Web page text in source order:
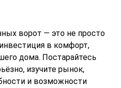
ворот — это не просто
в комфорт,
дома. Постарайтесь
изучите рынок,
и возможности